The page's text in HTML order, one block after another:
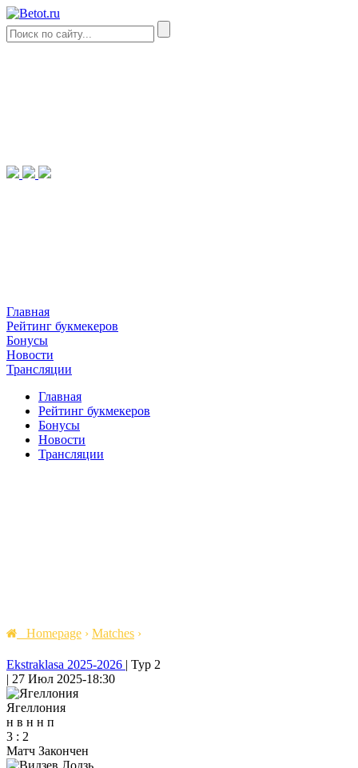
Главная
Рейтинг букмекеров
Бонусы
Новости
Трансляции
Главная
Рейтинг букмекеров
Бонусы
Новости
Трансляции
Homepage › Matches ›
Ekstraklasa 2025-2026 | Тур 2
| 27 Июл 2025-18:30
Ягеллония
н в н н п
3 : 2
Матч Закончен